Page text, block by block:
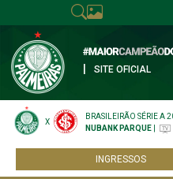
SITE OFICIAL
X
BRASILEIRÃO SÉRIE A
NUBANK PARQUE
INGRESSOS